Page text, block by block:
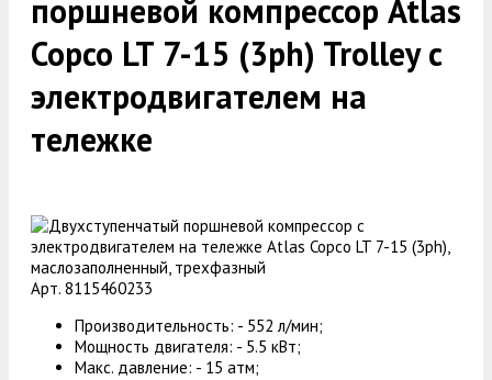
поршневой компрессор Atlas
Copco LT 7-15 (3ph) Trolley с
электродвигателем на
тележке
Арт. 8115460233
Производительность: - 552 л/мин;
Мощность двигателя: - 5.5 кВт;
Макс. давление: - 15 атм;